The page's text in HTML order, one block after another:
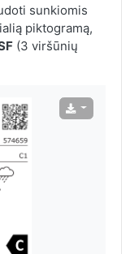
sunkiomis
piktogramą,
(3 viršūnių